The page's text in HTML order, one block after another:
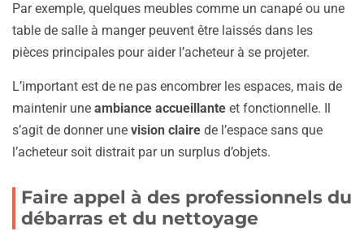
Par exemple, quelques meubles comme un canapé ou une
table de salle à manger peuvent être laissés dans les
pièces principales pour aider l’acheteur à se projeter.
L’important est de ne pas encombrer les espaces, mais de
maintenir une ambiance accueillante et fonctionnelle. Il
s’agit de donner une vision claire de l’espace sans que
l’acheteur soit distrait par un surplus d’objets.
Faire appel à des professionnels du
débarras et du nettoyage